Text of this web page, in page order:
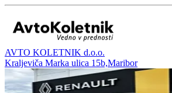
AVTO KOLETNIK d.o.o.
Kraljeviča Marka ulica 15b,Maribor